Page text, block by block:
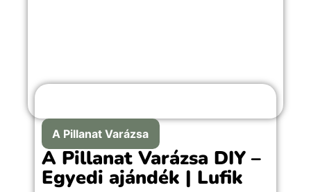
A Pillanat Varázsa
A Pillanat Varázsa DIY –
Egyedi ajándék | Lufik